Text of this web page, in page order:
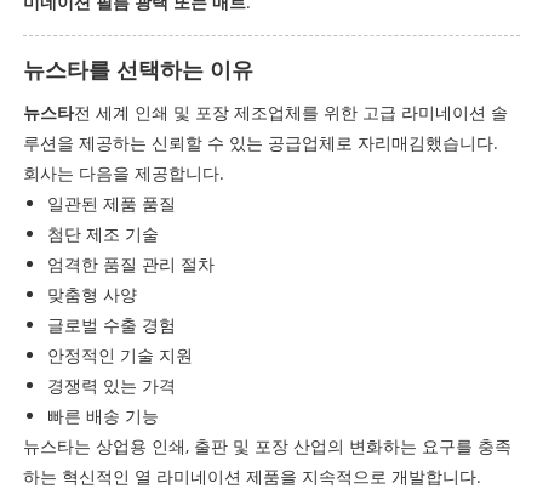
뉴스타를 선택하는 이유
뉴스타전 세계 인쇄 및 포장 제조업체를 위한 고급 라미네이션 솔
루션을 제공하는 신뢰할 수 있는 공급업체로 자리매김했습니다.
회사는 다음을 제공합니다.
일관된 제품 품질
첨단 제조 기술
엄격한 품질 관리 절차
맞춤형 사양
글로벌 수출 경험
안정적인 기술 지원
경쟁력 있는 가격
빠른 배송 기능
뉴스타는 상업용 인쇄, 출판 및 포장 산업의 변화하는 요구를 충족
하는 혁신적인 열 라미네이션 제품을 지속적으로 개발합니다.